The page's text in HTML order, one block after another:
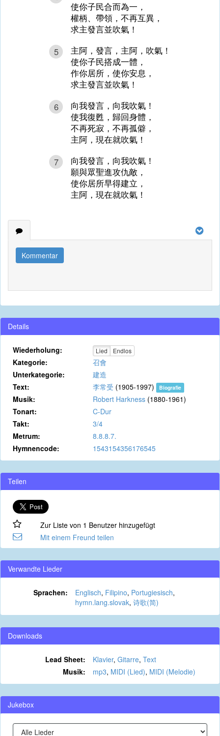
使你子民合而為一，
權柄、帶領，不再互異，
求主發言並吹氣！
5
主阿，發言，主阿，吹氣！
使你子民搭成一體，
作你居所，使你安息，
求主發言並吹氣！
6
向我發言，向我吹氣！
使我復甦，歸回身體，
不再死寂，不再孤僻，
主阿，現在就吹氣！
7
向我發言，向我吹氣！
願與眾聖進攻仇敵，
使你居所早得建立，
主阿，現在就吹氣！
Kommentar
Details
Wiederholung: Lied Endlos
Kategorie:
召會
Unterkategorie:
建造
Text:
李常受 (1905-1997) Biografie
Musik: Robert Harkness (1880-1961)
Tonart:
C-Dur
Takt:
3/4
Metrum:
8.8.8.7.
Hymnencode:
1543154356176545
Teilen
Zur Liste von 1 Benutzer hinzugefügt
Mit einem Freund teilen
Verwandte Lieder
Sprachen: Englisch, Filipino, Portugiesisch,
hymn.lang.slovak, 诗歌(简)
Downloads
Lead Sheet: Klavier, Gitarre, Text
Musik:
mp3, MIDI (Lied), MIDI (Melodie)
Jukebox